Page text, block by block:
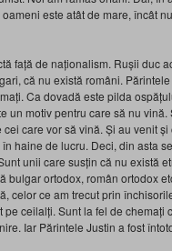
este atât de mare, încât
față de naționalism. Rușii duc
că nu există români.
Ca dovadă este pilda
un motiv pentru care să nu
care vor să vină. Și au venit
haine de lucru. Deci, din asta
unii care susțin că nu există
bulgar ortodox, român ortodox
celor ce am trecut prin
ceilalți. Sunt la fel de chemați
Iar Părintele Justin a fost